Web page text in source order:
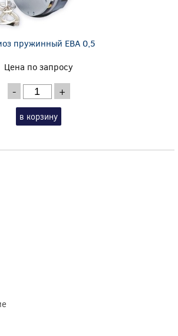
пружинный EBA 0,5
Цена по запросу
- +
в корзину